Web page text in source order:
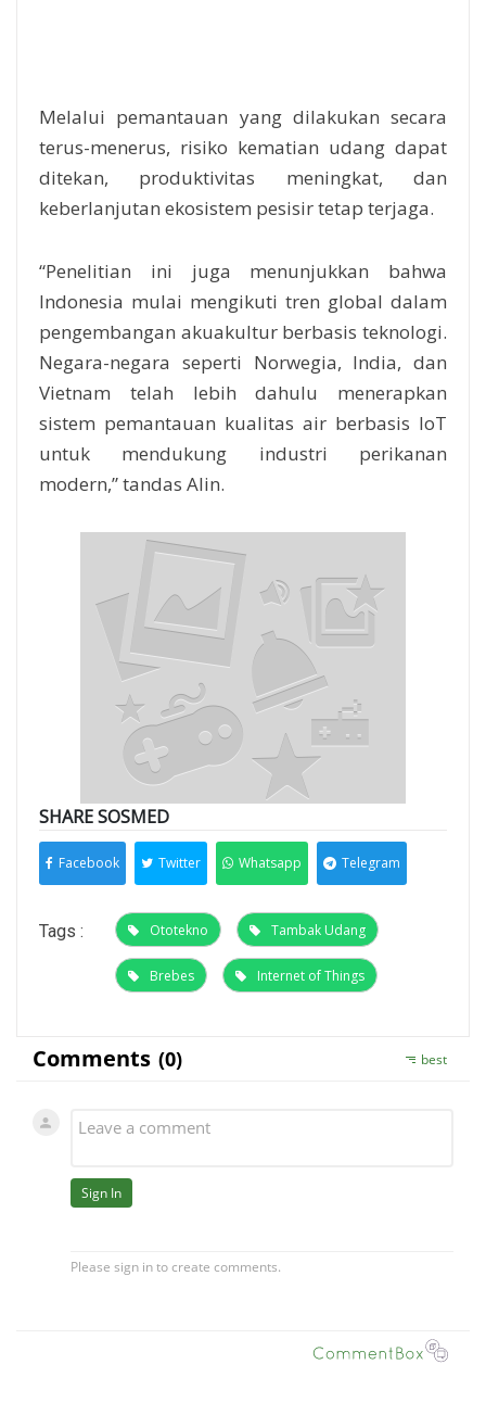
Melalui pemantauan yang dilakukan secara
terus-menerus, risiko kematian udang dapat
ditekan, produktivitas meningkat, dan
keberlanjutan ekosistem pesisir tetap terjaga.
“Penelitian ini juga menunjukkan bahwa
Indonesia mulai mengikuti tren global dalam
pengembangan akuakultur berbasis teknologi.
Negara-negara seperti Norwegia, India, dan
Vietnam telah lebih dahulu menerapkan
sistem pemantauan kualitas air berbasis IoT
untuk mendukung industri perikanan
modern,” tandas Alin.
SHARE SOSMED
Facebook Twitter Whatsapp Telegram
Tags : Ototekno Tambak Udang
Brebes Internet of Things